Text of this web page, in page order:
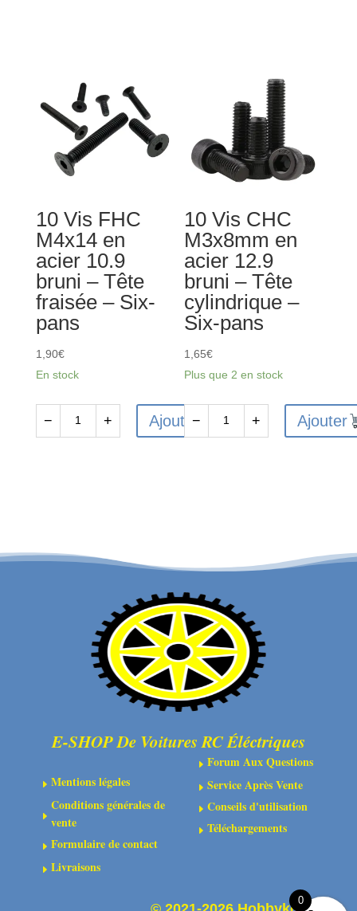
M4x8mm
en
12.9
Tête
cylindrique
-
Six-
pans
12.9
bruni
Tête
cylindrique
-
Six-
pans
10 Vis FHC
M4x14 en
acier 10.9
bruni – Tête
fraisée – Six-
pans
1,90€
En stock
en
pans
− + Ajouter
10 Vis CHC
M3x8mm en
acier 12.9
bruni – Tête
cylindrique –
Six-pans
1,65€
Plus que 2 en stock
acier
12.9
bruni
-
Tête
cylindrique
-
pans
− + Ajouter
E-SHOP De Voitures RC Éléctriques
EMentions légales
E
Conditions générales de
vente
EFormulaire de contact
ELivraisons
E Forum Aux Questions
E Service Après Vente
E Conseils d'utilisation
E Téléchargements
0